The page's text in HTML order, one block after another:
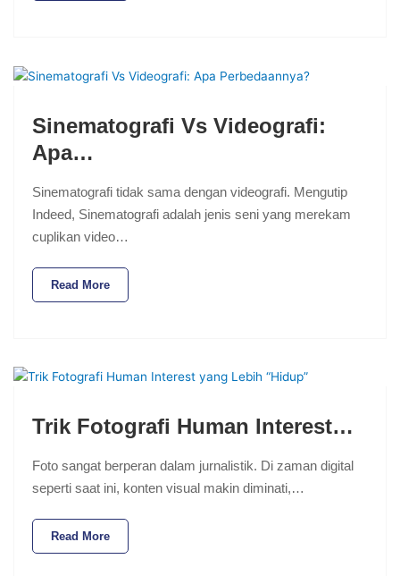
Sinematografi Vs Videografi:
Apa…
Sinematografi tidak sama dengan videografi. Mengutip
Indeed, Sinematografi adalah jenis seni yang merekam
cuplikan video…
Read More
Trik Fotografi Human Interest…
Foto sangat berperan dalam jurnalistik. Di zaman digital
seperti saat ini, konten visual makin diminati,…
Read More